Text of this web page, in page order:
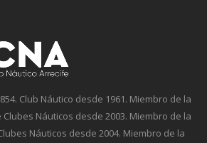
Club Náutico desde 1961. Miembro de la
Náuticos desde 2003. Miembro de la
Náuticos desde 2004. Miembro de la